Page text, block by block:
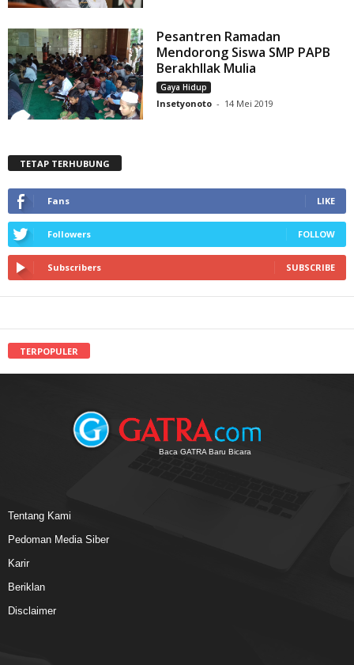
Pesantren Ramadan
Mendorong Siswa SMP PAPB
Berakhllak Mulia
Gaya Hidup
Insetyonoto - 14 Mei 2019
TETAP TERHUBUNG
Fans LIKE
Followers FOLLOW
Subscribers SUBSCRIBE
TERPOPULER
Baca GATRA Baru Bicara
Tentang Kami
Pedoman Media Siber
Karir
Beriklan
Disclaimer